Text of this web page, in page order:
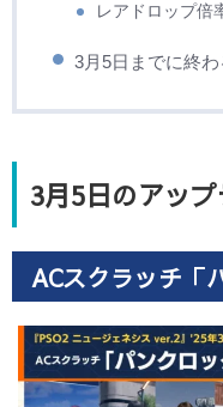
レアドロップ
3月5日までに終
3月5日のアッ
ACスクラッチ「